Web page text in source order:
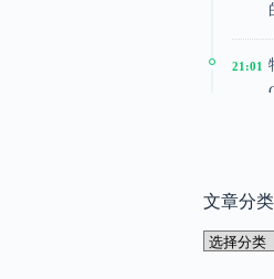
21:01
15:24
文章分类
文